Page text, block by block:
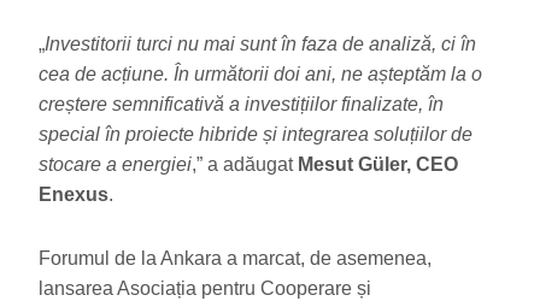
„Investitorii turci nu mai sunt în faza de analiză, ci în
cea de acțiune. În următorii doi ani, ne așteptăm la o
creștere semnificativă a investițiilor finalizate, în
special în proiecte hibride și integrarea soluțiilor de
stocare a energiei,” a adăugat Mesut Güler, CEO
Enexus.
Forumul de la Ankara a marcat, de asemenea,
lansarea Asociația pentru Cooperare și